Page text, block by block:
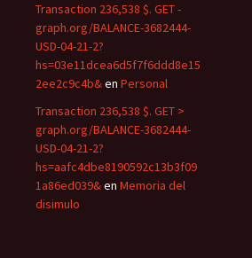
Transaction 236,538 $. GET -
graph.org/BALANCE-3682444-
USD-04-21-2?
hs=03e11dcea6d5f7f6ddd8e15
2ee2c9c4b&en Personal
Transaction 236,538 $. GET >
graph.org/BALANCE-3682444-
USD-04-21-2?
hs=aafc4dbe8190592c13b3f09
1a86ed039&en Memoria del
disimulo